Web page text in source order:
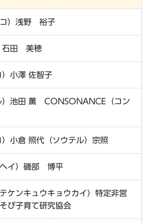
）浅野 裕子
石田 美穂
）小澤 佐智子
）池田 薫 CONSONANCE（コン
）小倉 照代（ソウテル）宗照
イ）磯部 博平
ケンキュウキョウカイ）特定非営
び子育て研究協会